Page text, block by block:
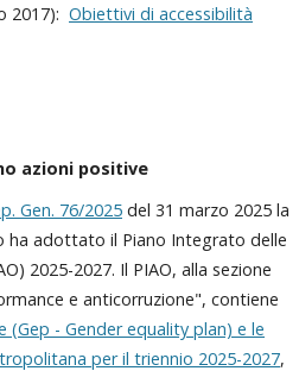
2017): Obiettivi di accessibilità
azioni positive
Gen. 76/2025 del 31 marzo 2025 la
ha adottato il Piano Integrato delle
2025-2027. Il PIAO, alla sezione
e anticorruzione", contiene
(Gep - Gender equality plan) e le
per il triennio 2025-2027,